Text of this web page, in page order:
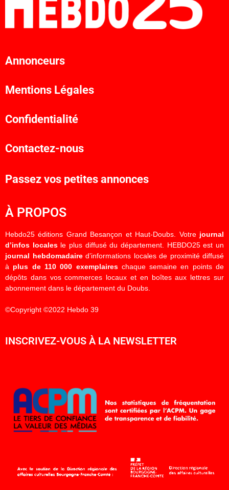
Annonceurs
Mentions Légales
Confidentialité
Contactez-nous
Passez vos petites annonces
À PROPOS
Hebdo25 éditions Grand Besançon et Haut-Doubs. Votre journal
d’infos localesle plus diffusé du département. HEBDO25 est un
journal hebdomadaired’informations locales de proximité diffusé
à plus de 110 000 exemplaireschaque semaine en points de
dépôts dans vos commerces locaux et en boîtes aux lettres sur
abonnement dans le département du Doubs.
©Copyright ©2022 Hebdo 39
INSCRIVEZ-VOUS À LA NEWSLETTER